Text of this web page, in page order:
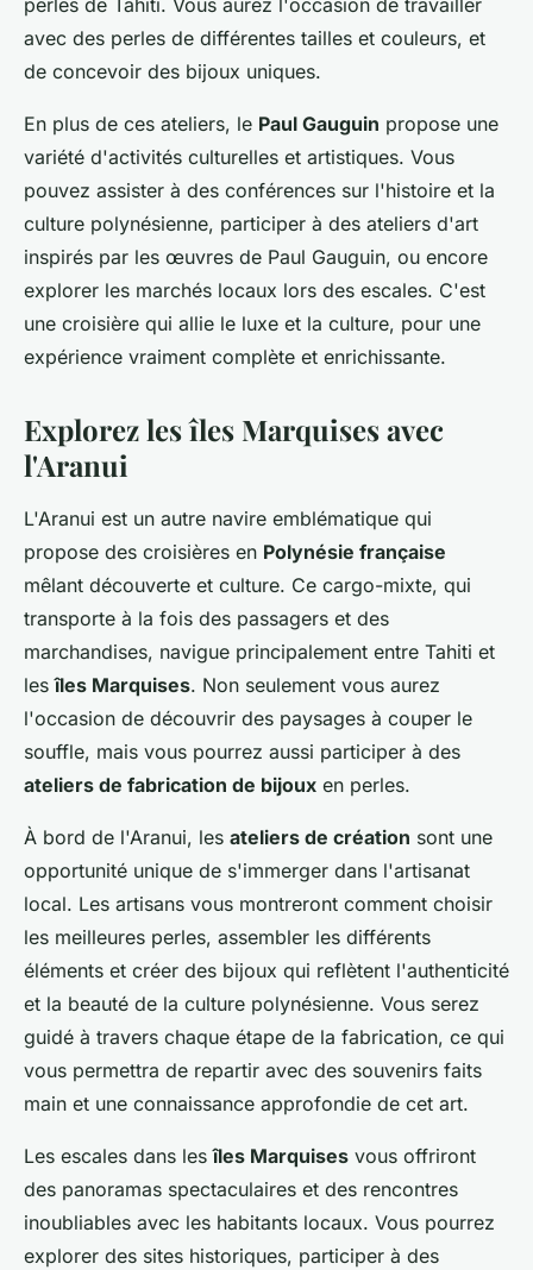
perles de Tahiti. Vous aurez l'occasion de travailler
avec des perles de différentes tailles et couleurs, et
de concevoir des bijoux uniques.
En plus de ces ateliers, le Paul Gauguin propose une
variété d'activités culturelles et artistiques. Vous
pouvez assister à des conférences sur l'histoire et la
culture polynésienne, participer à des ateliers d'art
inspirés par les œuvres de Paul Gauguin, ou encore
explorer les marchés locaux lors des escales. C'est
une croisière qui allie le luxe et la culture, pour une
expérience vraiment complète et enrichissante.
Explorez les îles Marquises avec
l'Aranui
L'Aranui est un autre navire emblématique qui
propose des croisières en Polynésie française
mêlant découverte et culture. Ce cargo-mixte, qui
transporte à la fois des passagers et des
marchandises, navigue principalement entre Tahiti et
lesîles Marquises. Non seulement vous aurez
l'occasion de découvrir des paysages à couper le
souffle, mais vous pourrez aussi participer à des
ateliers de fabrication de bijoux en perles.
À bord de l'Aranui, les ateliers de création sont une
opportunité unique de s'immerger dans l'artisanat
local. Les artisans vous montreront comment choisir
les meilleures perles, assembler les différents
éléments et créer des bijoux qui reflètent l'authenticité
et la beauté de la culture polynésienne. Vous serez
guidé à travers chaque étape de la fabrication, ce qui
vous permettra de repartir avec des souvenirs faits
main et une connaissance approfondie de cet art.
Les escales dans lesîles Marquises vous offriront
des panoramas spectaculaires et des rencontres
inoubliables avec les habitants locaux. Vous pourrez
explorer des sites historiques, participer à des